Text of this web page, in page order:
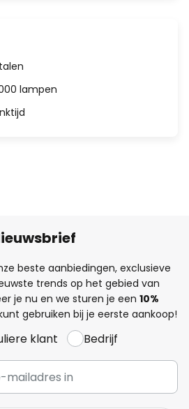
lampen
beste aanbiedingen, exclusieve
trends op het gebied van
je nu en we sturen je een 10%
gebruiken bij je eerste aankoop!
klant Bedrijf